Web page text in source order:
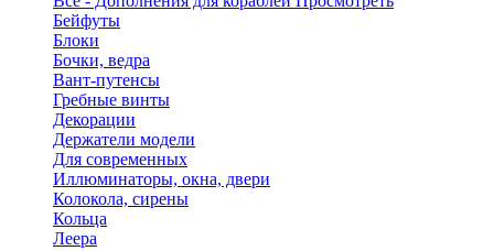
Бейфуты
Блоки
Бочки, ведра
Вант-путенсы
Гребные винты
Декорации
Держатели модели
Для современных
Иллюминаторы, окна, двери
Колокола, сирены
Кольца
Леера